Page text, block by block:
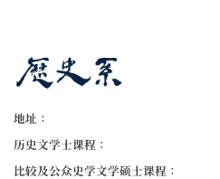
地址：
历史文学士课程：
比较及公众史学文学硕士课程：